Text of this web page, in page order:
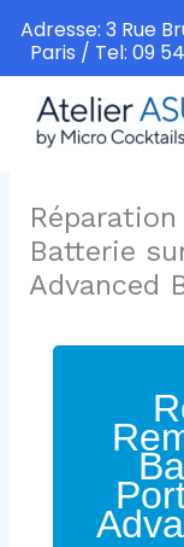
contenu
Batterie
Advanced
Adresse: 3 Rue
Paris / Tel: 09